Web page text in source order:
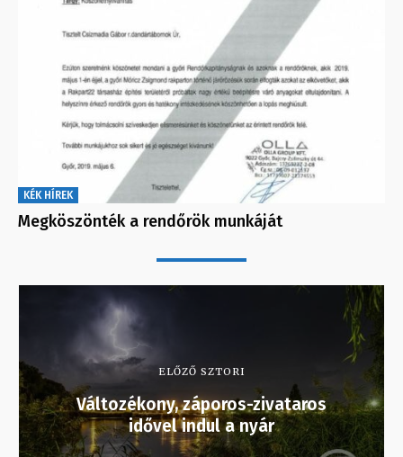
KÉK HÍREK
Megköszönték a rendőrök munkáját
ELŐZŐ SZTORI
Változékony, záporos-zivataros
idővel indul a nyár